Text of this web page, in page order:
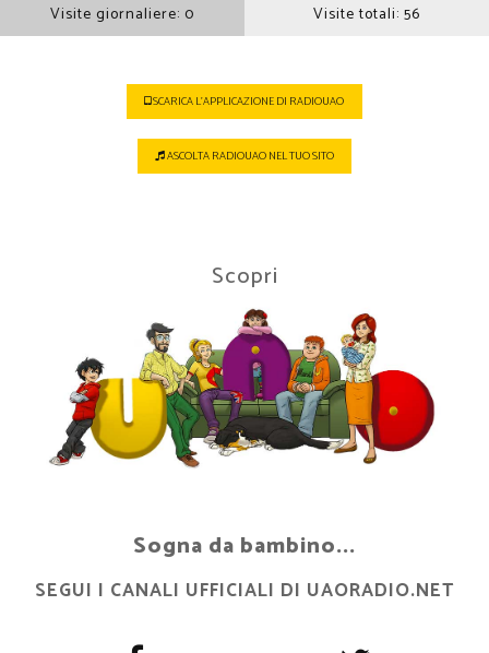
Visite giornaliere: 0 Visite totali: 56
SCARICA L'APPLICAZIONE DI RADIOUAO
ASCOLTA RADIOUAO NEL TUO SITO
Scopri
Sogna da bambino...
SEGUI I CANALI UFFICIALI DI UAORADIO.NET